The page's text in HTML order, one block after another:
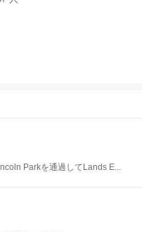
Parkを通過してLands E...